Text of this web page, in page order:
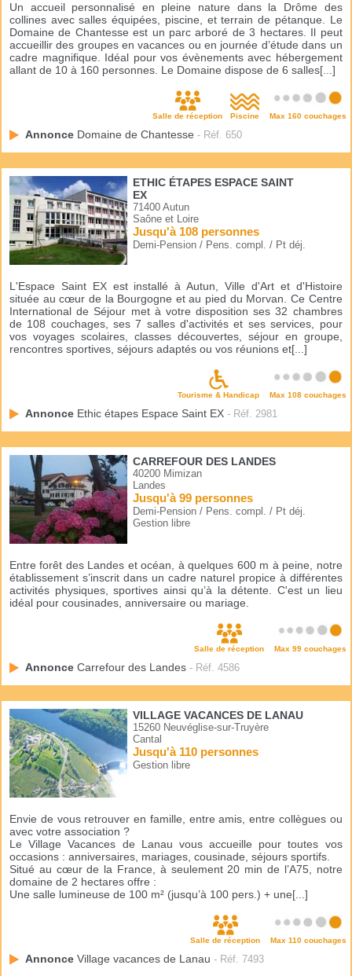
Un accueil personnalisé en pleine nature dans la Drôme des
collines avec salles équipées, piscine, et terrain de pétanque. Le
Domaine de Chantesse est un parc arboré de 3 hectares. Il peut
accueillir des groupes en vacances ou en journée d’étude dans un
cadre magnifique. Idéal pour vos évènements avec hébergement
allant de 10 à 160 personnes. Le Domaine dispose de 6 salles[...]
Salle de réception Piscine Max 160 couchages
Annonce Domaine de Chantesse - Réf. 650
ETHIC ÉTAPES ESPACE SAINT
EX
71400 Autun
Saône et Loire
Jusqu'à 108 personnes
Demi-Pension / Pens. compl. / Pt déj.
L'Espace Saint EX est installé à Autun, Ville d'Art et d'Histoire
située au cœur de la Bourgogne et au pied du Morvan. Ce Centre
International de Séjour met à votre disposition ses 32 chambres
de 108 couchages, ses 7 salles d'activités et ses services, pour
vos voyages scolaires, classes découvertes, séjour en groupe,
rencontres sportives, séjours adaptés ou vos réunions et[...]
Tourisme & Handicap Max 108 couchages
Annonce Ethic étapes Espace Saint EX - Réf. 2981
CARREFOUR DES LANDES
40200 Mimizan
Landes
Jusqu'à 99 personnes
Demi-Pension / Pens. compl. / Pt déj.
Gestion libre
Entre forêt des Landes et océan, à quelques 600 m à peine, notre
établissement s’inscrit dans un cadre naturel propice à différentes
activités physiques, sportives ainsi qu’à la détente. C'est un lieu
idéal pour cousinades, anniversaire ou mariage.
Salle de réception Max 99 couchages
Annonce Carrefour des Landes - Réf. 4586
VILLAGE VACANCES DE LANAU
15260 Neuvéglise-sur-Truyère
Cantal
Jusqu'à 110 personnes
Gestion libre
Envie de vous retrouver en famille, entre amis, entre collègues ou
avec votre association ?
Le Village Vacances de Lanau vous accueille pour toutes vos
occasions : anniversaires, mariages, cousinade, séjours sportifs.
Situé au cœur de la France, à seulement 20 min de l’A75, notre
domaine de 2 hectares offre :
Une salle lumineuse de 100 m² (jusqu’à 100 pers.) + une[...]
Salle de réception Max 110 couchages
Annonce Village vacances de Lanau - Réf. 7493